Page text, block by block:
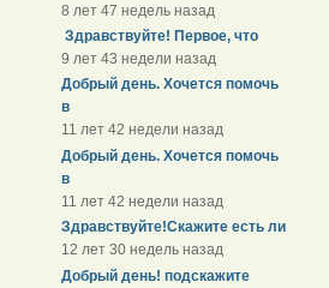
8 лет 47 недель назад
Здравствуйте! Первое, что
9 лет 43 недели назад
Добрый день. Хочется помочь
в
11 лет 42 недели назад
Добрый день. Хочется помочь
в
11 лет 42 недели назад
Здравствуйте!Скажите есть ли
12 лет 30 недель назад
Добрый день! подскажите